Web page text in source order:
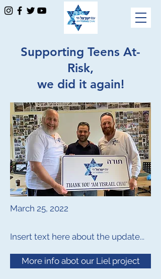
Supporting Teens At-
Risk,
we did it again!
March 25, 2022
Insert text here about the update...
More info abot our Liel project